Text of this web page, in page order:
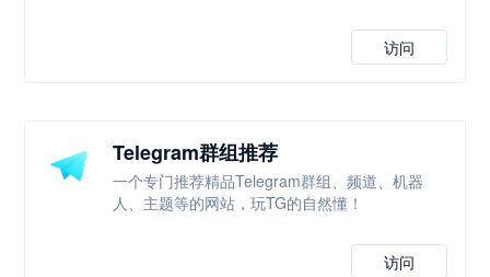
访问
Telegram群组推荐
一个专门推荐精品Telegram群组、频道、机器
人、主题等的网站，玩TG的自然懂！
访问